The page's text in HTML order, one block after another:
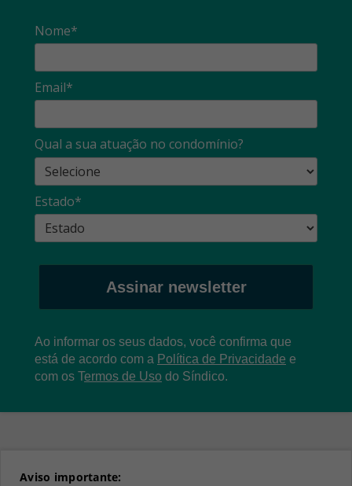
Nome*
Email*
Qual a sua atuação no condomínio?
Estado*
Assinar newsletter
Ao informar os seus dados, você confirma que
está de acordo com a Política de Privacidade e
com os Termos de Uso do Síndico.
Aviso importante: